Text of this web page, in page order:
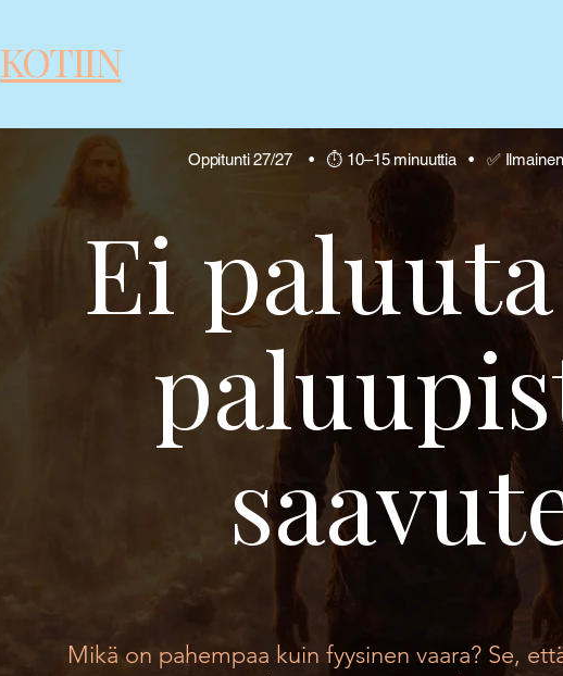
KOTIIN
Oppitunti 27/27 • ⏱ 10–15 minuuttia • ✅
Ei
Mikä on pahempaa kuin fyysinen vaara? Se,